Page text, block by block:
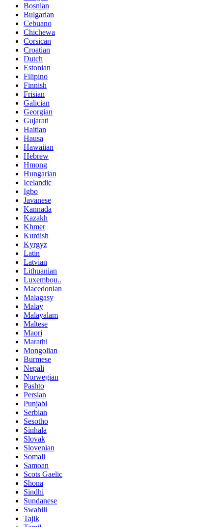
Bosnian
Bulgarian
Cebuano
Chichewa
Corsican
Croatian
Dutch
Estonian
Filipino
Finnish
Frisian
Galician
Georgian
Gujarati
Haitian
Hausa
Hawaiian
Hebrew
Hmong
Hungarian
Icelandic
Igbo
Javanese
Kannada
Kazakh
Khmer
Kurdish
Kyrgyz
Latin
Latvian
Lithuanian
Luxembou..
Macedonian
Malagasy
Malay
Malayalam
Maltese
Maori
Marathi
Mongolian
Burmese
Nepali
Norwegian
Pashto
Persian
Punjabi
Serbian
Sesotho
Sinhala
Slovak
Slovenian
Somali
Samoan
Scots Gaelic
Shona
Sindhi
Sundanese
Swahili
Tajik